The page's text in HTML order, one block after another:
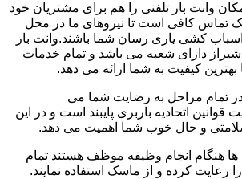
وانت بار تلفنی را هم برای مشتریان خود
تماس کافی است تا نیروهای ما در محل
کشی یاری رسان شما باشند.وانت بار
دارای شعبه می باشد و تمام خدمات
بهترین کیفیت به شما ارائه می دهد.
تمام مراحل به رضایت شما می
قوانین اتحادیه باربری پایبند است و در این
و حال خوب شما اهمیت می دهد.
ها هنگام انجام وظیفه موظف هستند تمام
رعایت کرده و از ماسک استفاده نمایند.